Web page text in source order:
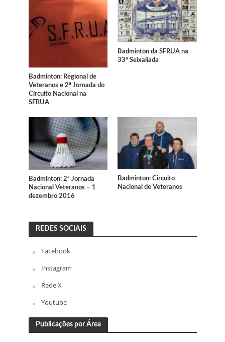
Badminton: Regional de
Veteranos e 2ª Jornada do
Circuito Nacional na
SFRUA
Badminton da SFRUA na
33ª Seixalíada
Badminton: 2ª Jornada
Nacional Veteranos – 1
dezembro 2016
Badminton: Circuito
Nacional de Veteranos
REDES SOCIAIS
Facebook
Instagram
Rede X
Youtube
Publicações por Área